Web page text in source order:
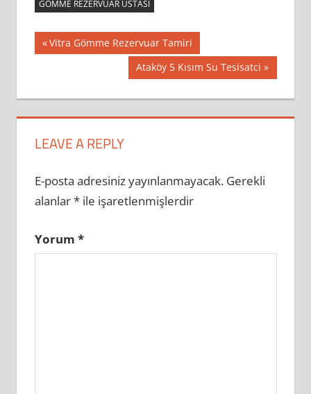
GÖMME REZERVUAR USTASI
Yazı
Previous
Post:
Vitra Gömme Rezervuar Tamiri
Next
Post:
Ataköy 5 Kısım Su Tesisatci
LEAVE A REPLY
E-posta adresiniz yayınlanmayacak. Gerekli
alanlar*ile işaretlenmişlerdir
Yorum *